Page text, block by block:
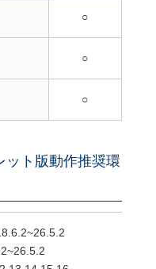
○
○
○
ット版動作推奨環